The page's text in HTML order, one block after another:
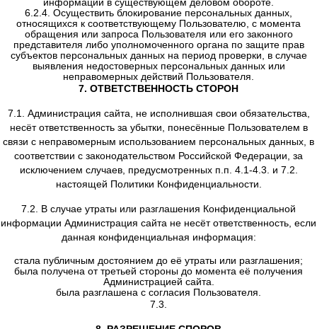
данных, истечение срока действия согласия
персональных данных, отзыв согласия субъектом
данных или требование о прекращении обработки
данных, а также выявление неправомерной
персональных данных.
5.10. Администрация сайта и иные лица, получившие
персональным данным, обязаны не раскрывать
не распространять персональные данные без согласия
персональных данных, если иное не предусмотрено
законом. Администрация сайта принимает
организационные и технические меры для защиты
информации Пользователя от неправомерного или
доступа, уничтожения, изменения, блокирования,
распространения, а также от иных неправомерных
третьих лиц.
5.11. Администрация сайта совместно с Пользователем
все необходимые меры по предотвращению убытков